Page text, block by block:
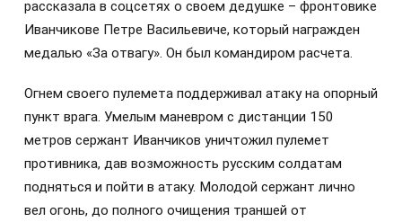
рассказала в соцсетях о своем дедушке – фронтовике
Иванчикове Петре Васильевиче, который награжден
медалью «За отвагу». Он был командиром расчета.
Огнем своего пулемета поддерживал атаку на опорный
пункт врага. Умелым маневром с дистанции 150
метров сержант Иванчиков уничтожил пулемет
противника, дав возможность русским солдатам
подняться и пойти в атаку. Молодой сержант лично
вел огонь, до полного очищения траншей от